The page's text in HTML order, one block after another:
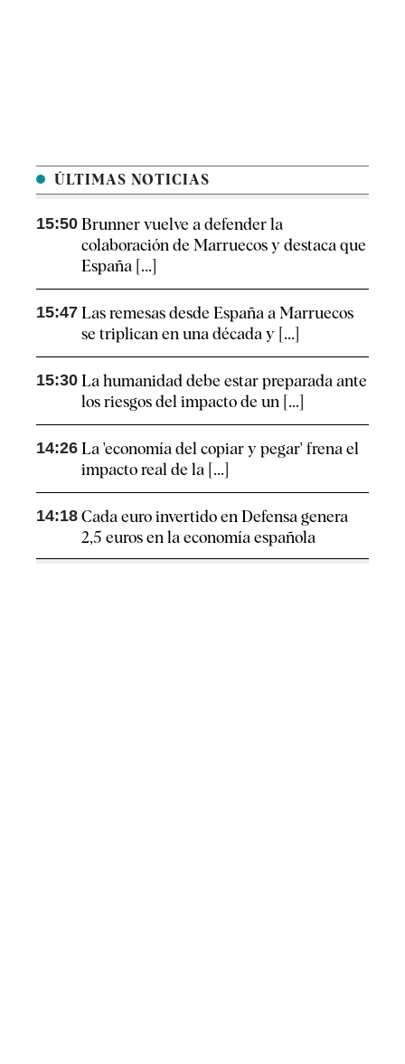
ÚLTIMAS NOTICIAS
15:50 Brunner vuelve a defender la
colaboración de Marruecos y destaca que
España [...]
15:47 Las remesas desde España a Marruecos
se triplican en una década y [...]
15:30 La humanidad debe estar preparada ante
los riesgos del impacto de un [...]
14:26 La 'economía del copiar y pegar' frena el
impacto real de la [...]
14:18 Cada euro invertido en Defensa genera
2,5 euros en la economía española